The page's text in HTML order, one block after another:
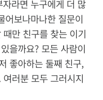
라면 누구에게 더 많
어보나마나한 질문이
만 친구를 찾는 이기
을까요? 모든 사람이
좋아하는 둘째 친구,
여러분 모두 그러시지